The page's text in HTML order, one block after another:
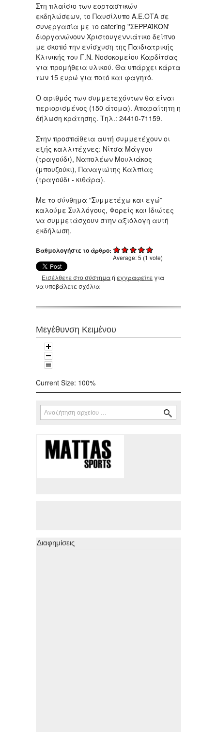
Στη πλαίσιο των εορταστικών
εκδηλώσεων, το Παυσίλυπο Α.Ε.ΟΤΑ σε
συνεργασία με το catering ''ΣΕΡΡΑΪΚΟΝ'
διοργανώνουν Χριστουγεννιάτικο δείπνο
με σκοπό την ενίσχυση της Παιδιατρικής
Κλινικής του Γ.Ν. Νοσοκομείου Καρδίτσας
για προμήθεια υλικού. Θα υπάρχει κάρτα
των 15 ευρώ για ποτό και φαγητό.
Ο αριθμός των συμμετεχόντων θα είναι
περιορισμένος (150 άτομα). Απαραίτητη η
δήλωση κράτησης. Τηλ.: 24410-71159.
Στην προσπάθεια αυτή συμμετέχουν οι
εξής καλλιτέχνες: Νίτσα Μάγγου
(τραγούδι), Ναπολέων Μουλιάκος
(μπουζούκι), Παναγιώτης Καλπίας
(τραγούδι - κιθάρα).
Με το σύνθημα "Συμμετέχω και εγώ”
καλούμε Συλλόγους, Φορείς και Ιδιώτες
να συμμετάσχουν στην αξιόλογη αυτή
εκδήλωση.
Βαθμολογήστε το άρθρο:
Average:5 (1 vote)
Εισέλθετε στο σύστημαή εγγραφείτε για
να υποβάλετε σχόλια
Μεγέθυνση Κειμένου
Current Size: 100%
Φόρμα αναζήτησης
Αναζήτηση
Διαφημίσεις